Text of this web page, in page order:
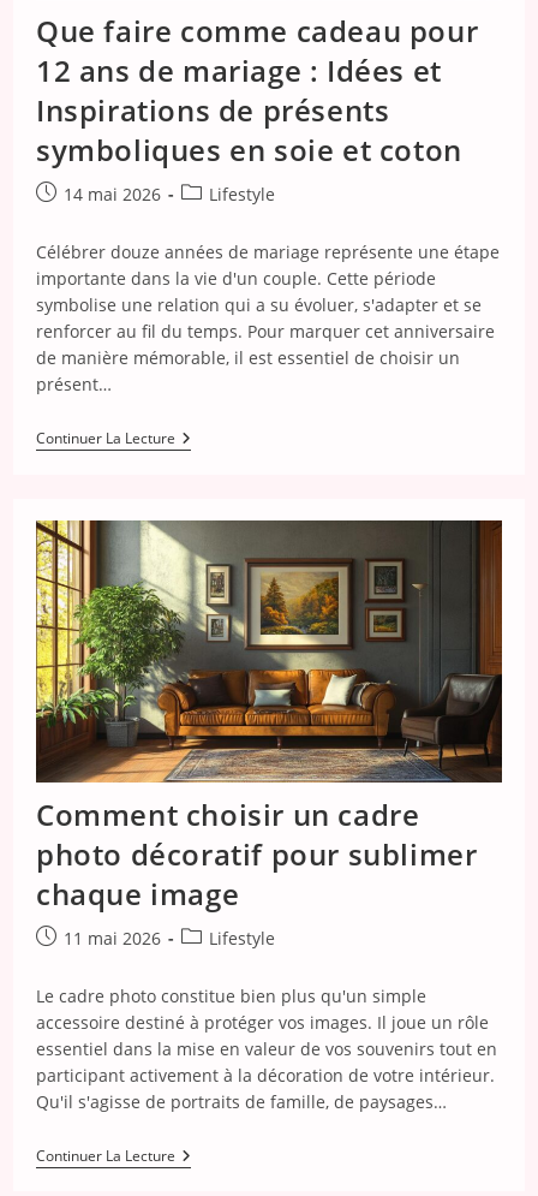
Que faire comme cadeau pour
12 ans de mariage : Idées et
Inspirations de présents
symboliques en soie et coton
Publication
14 mai 2026
PostLifestyle
Célébrer douze années de mariage représente une étape
importante dans la vie d'un couple. Cette période
symbolise une relation qui a su évoluer, s'adapter et se
renforcer au fil du temps. Pour marquer cet anniversaire
de manière mémorable, il est essentiel de choisir un
présent…
Continuer La LectureQue
Faire
Pour
12
Ans
De
Mariage
:
Idées
Et
Inspirations
De
Présents
Symboliques
En
Soie
Et
Coton
Comment choisir un cadre
photo décoratif pour sublimer
chaque image
Publication
11 mai 2026
PostLifestyle
Le cadre photo constitue bien plus qu'un simple
accessoire destiné à protéger vos images. Il joue un rôle
essentiel dans la mise en valeur de vos souvenirs tout en
participant activement à la décoration de votre intérieur.
Qu'il s'agisse de portraits de famille, de paysages…
Continuer La LectureComment
Choisir